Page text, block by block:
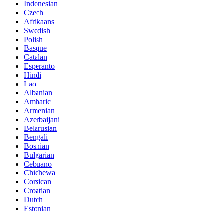
Indonesian
Czech
Afrikaans
Swedish
Polish
Basque
Catalan
Esperanto
Hindi
Lao
Albanian
Amharic
Armenian
Azerbaijani
Belarusian
Bengali
Bosnian
Bulgarian
Cebuano
Chichewa
Corsican
Croatian
Dutch
Estonian